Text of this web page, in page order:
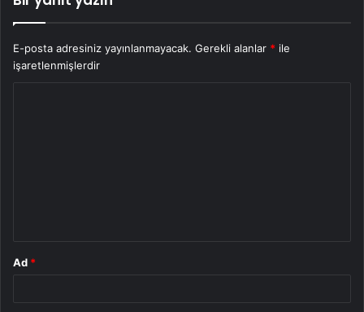
E-posta adresiniz yayınlanmayacak. Gerekli alanlar * ile
işaretlenmişlerdir
Ad *